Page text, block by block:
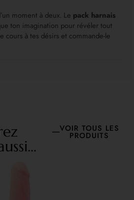
moment à deux. Le pack harnais
ton imagination pour révéler tout
cours à tes désirs et commande-le
VOIR TOUS LES
PRODUITS